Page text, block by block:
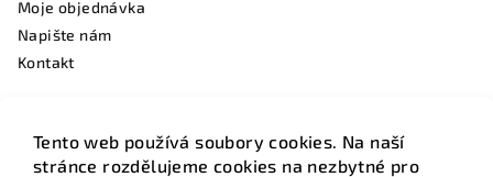
Tento web používá soubory cookies. Na naší
stránce rozdělujeme cookies na nezbytné pro
Moje objednávka
Napište nám
Kontakt
Facebook